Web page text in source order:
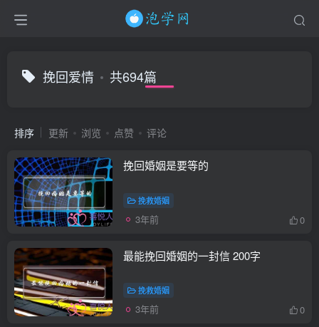
挽回爱情 共694篇
排序 更新 浏览 点赞 评论
挽回婚姻是要等的
挽救婚姻
3年前 0
最能挽回婚姻的一封信 200字
挽救婚姻
3年前 0